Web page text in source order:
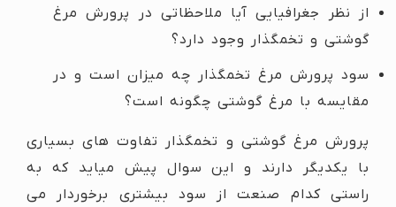
از نظر جغرافیایی آیا ملاحظاتی در پرورش مرغ
گوشتی و تخمگذار وجود دارد؟
سود پرورش مرغ تخمگذار چه میزان است و در
مقایسه با مرغ گوشتی چگونه است؟
پرورش مرغ گوشتی و تخمگذار تفاوت های بسیاری
با یکدیگر دارند و این سوال پیش میاید که به
راستی کدام صنعت از سود بیشتری برخوردار می